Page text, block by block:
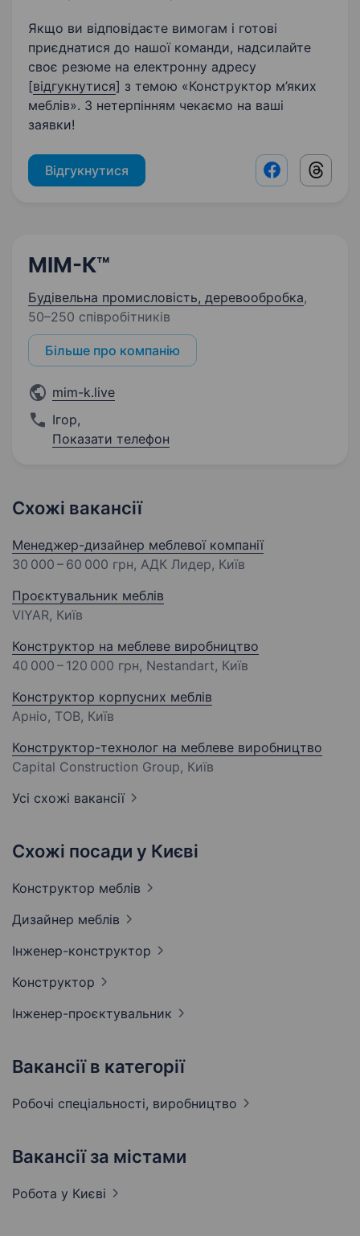
Якщо ви відповідаєте вимогам і готові
приєднатися до нашої команди, надсилайте
своє резюме на електронну адресу
[відгукнутися] з темою «Конструктор м’яких
меблів». З нетерпінням чекаємо на ваші
заявки!
Відгукнутися Facebook
МІМ-К™
Будівельна промисловість, деревообробка,
50–250 співробітників
Більше про компанію
mim-k.live
Ігор,
Показати телефон
Схожі вакансії
Менеджер-дизайнер меблевої компанії
30 000 – 60 000 грн, АДК Лидер, Київ
Проєктувальник меблів
VIYAR, Київ
Конструктор на меблеве виробництво
40 000 – 120 000 грн, Nestandart, Київ
Конструктор корпусних меблів
Арніо, ТОВ, Київ
Конструктор-технолог на меблеве виробництво
Capital Construction Group, Київ
Усі схожі вакансії
Схожі посади у Києві
Конструктор меблів
Дизайнер меблів
Інженер-конструктор
Конструктор
Інженер-проєктувальник
Вакансії в категорії
Робочі спеціальності, виробництво
Вакансії за містами
Робота у Києві